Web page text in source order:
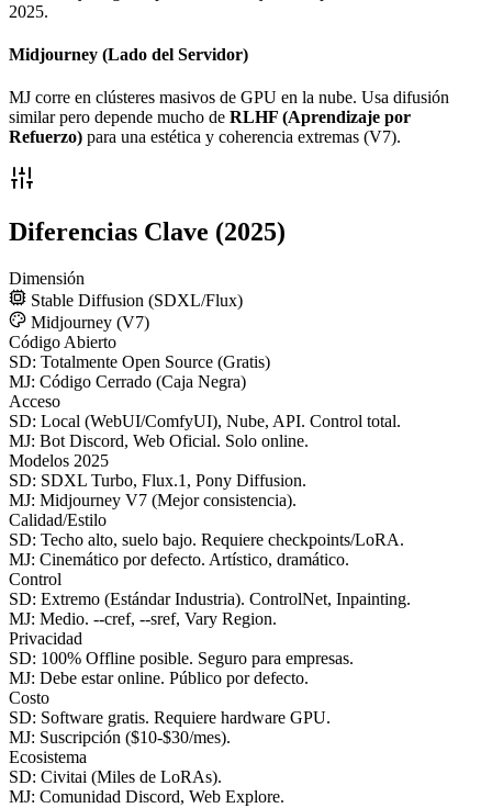
2025.
Midjourney (Lado del Servidor)
MJ corre en clústeres masivos de GPU en la nube. Usa difusión
similar pero depende mucho de RLHF (Aprendizaje por
Refuerzo) para una estética y coherencia extremas (V7).
Diferencias Clave (2025)
Dimensión
Stable Diffusion (SDXL/Flux)
Midjourney (V7)
Código Abierto
SD: Totalmente Open Source (Gratis)
MJ: Código Cerrado (Caja Negra)
Acceso
SD: Local (WebUI/ComfyUI), Nube, API. Control total.
MJ: Bot Discord, Web Oficial. Solo online.
Modelos 2025
SD: SDXL Turbo, Flux.1, Pony Diffusion.
MJ: Midjourney V7 (Mejor consistencia).
Calidad/Estilo
SD: Techo alto, suelo bajo. Requiere checkpoints/LoRA.
MJ: Cinemático por defecto. Artístico, dramático.
Control
SD: Extremo (Estándar Industria). ControlNet, Inpainting.
MJ: Medio. --cref, --sref, Vary Region.
Privacidad
SD: 100% Offline posible. Seguro para empresas.
MJ: Debe estar online. Público por defecto.
Costo
SD: Software gratis. Requiere hardware GPU.
MJ: Suscripción ($10-$30/mes).
Ecosistema
SD: Civitai (Miles de LoRAs).
MJ: Comunidad Discord, Web Explore.